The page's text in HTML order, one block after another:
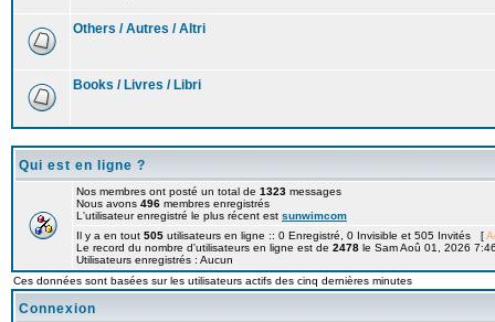
Others / Autres / Altri
Books / Livres / Libri
Qui est en ligne ?
Nos membres ont posté un total de 1323 messages
Nous avons 496 membres enregistrés
L'utilisateur enregistré le plus récent est sunwimcom
Il y a en tout 505 utilisateurs en ligne :: 0 Enregistré, 0 Invisible et 505 Invités [
Le record du nombre d'utilisateurs en ligne est de 2478 le Sam Aoû 01, 2026
Utilisateurs enregistrés : Aucun
Ces données sont basées sur les utilisateurs actifs des cinq dernières minutes
Connexion